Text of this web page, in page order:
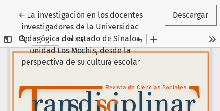
← Volver a los detalles del artículo
La investigación en los docentes
investigadores de la Universidad
Pedagógica del estado de Sinaloa,
unidad Los Mochis, desde la
perspectiva de su cultura escolar
Descargar